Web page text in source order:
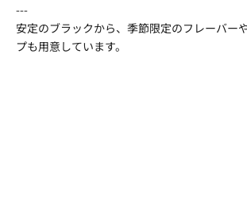
---
安定のブラックから、季節限定のフレーバー
プも用意しています。